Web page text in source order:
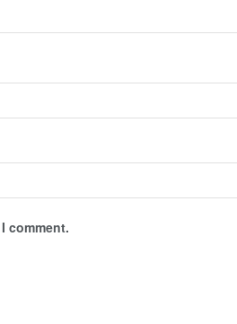
comment.